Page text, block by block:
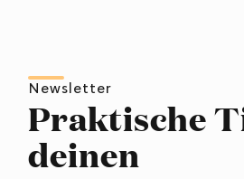
Newsletter
Praktische
deinen